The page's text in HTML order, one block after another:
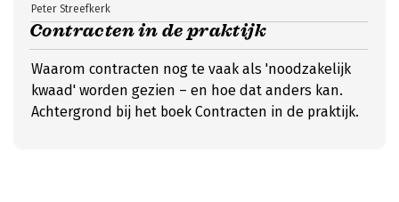
Contracten in de praktijk
Peter Streefkerk
Waarom contracten nog te vaak als 'noodzakelijk
kwaad' worden gezien – en hoe dat anders kan.
Achtergrond bij het boek Contracten in de praktijk.